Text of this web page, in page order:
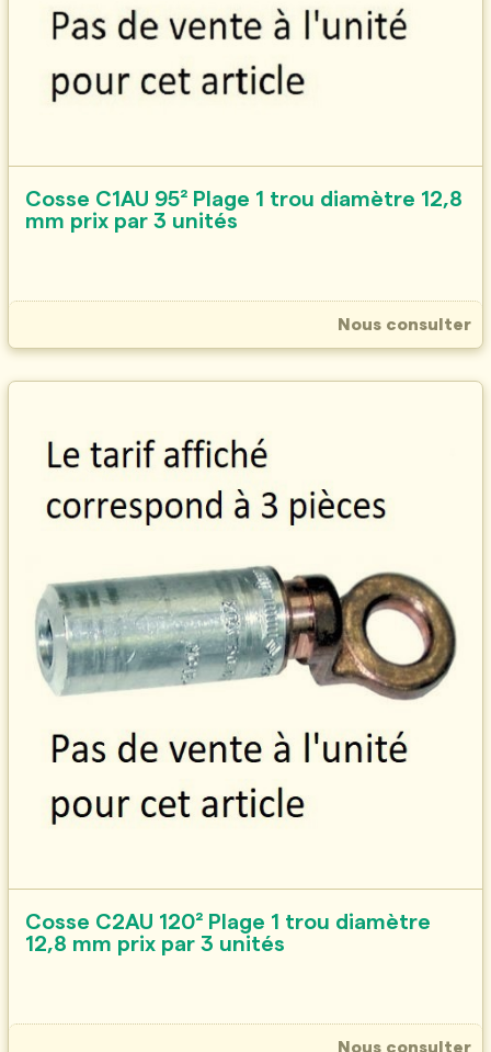
Cosse C1AU 95² Plage 1 trou diamètre 12,8
mm prix par 3 unités
Nous consulter
Cosse C2AU 120² Plage 1 trou diamètre
12,8 mm prix par 3 unités
Nous consulter